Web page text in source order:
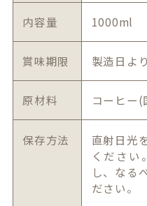
内容量 1000ml
賞味期限 製造日よ
原材料 コーヒー(
保存方法
直射日光
ください
し、なる
ださい。